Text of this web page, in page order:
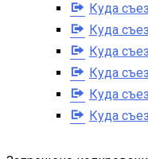
Куда
Куда
Куда
Куда
Куда
Куда